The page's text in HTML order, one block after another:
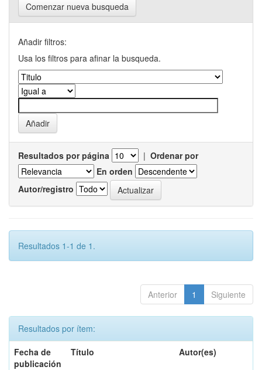
Comenzar nueva busqueda
Añadir filtros:
Usa los filtros para afinar la busqueda.
Resultados por página | Ordenar por
En orden
Autor/registro
Resultados 1-1 de 1.
Anterior 1 Siguiente
Resultados por ítem:
Fecha de
publicación
Título Autor(es)